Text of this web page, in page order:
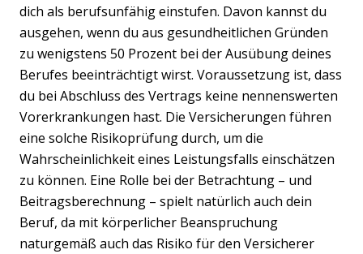
dich als berufsunfähig einstufen. Davon kannst du
ausgehen, wenn du aus gesundheitlichen Gründen
zu wenigstens 50 Prozent bei der Ausübung deines
Berufes beeinträchtigt wirst. Voraussetzung ist, dass
du bei Abschluss des Vertrags keine nennenswerten
Vorerkrankungen hast. Die Versicherungen führen
eine solche Risikoprüfung durch, um die
Wahrscheinlichkeit eines Leistungsfalls einschätzen
zu können. Eine Rolle bei der Betrachtung – und
Beitragsberechnung – spielt natürlich auch dein
Beruf, da mit körperlicher Beanspruchung
naturgemäß auch das Risiko für den Versicherer